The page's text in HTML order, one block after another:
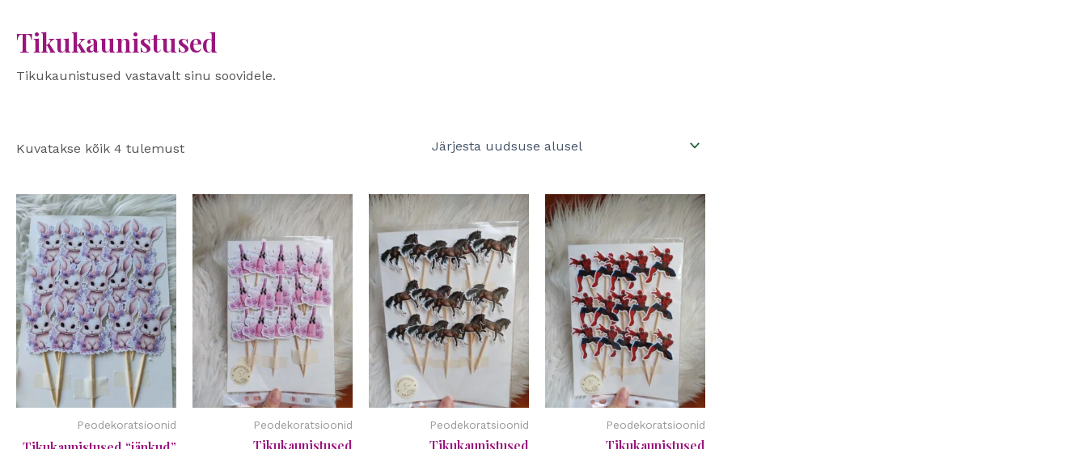
Tikukaunistused
Tikukaunistused vastavalt sinu soovidele.
Kuvatakse kõik 4 tulemust
Peodekoratsioonid Peodekoratsioonid
Tikukaunistused
Peodekoratsioonid
Tikukaunistused
Peodekoratsioonid
Tikukaunistused